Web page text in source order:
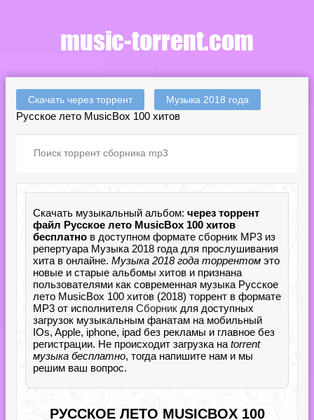
Скачать через торрент Музыка 2018 года
Русское лето MusicBox 100 хитов
Скачать музыкальный альбом: через торрент
файл Русское лето MusicBox 100 хитов
бесплатно в доступном формате сборник MP3 из
репертуара Музыка 2018 года для прослушивания
хита в онлайне. Музыка 2018 года торрентом это
новые и старые альбомы хитов и признана
пользователями как современная музыка Русское
лето MusicBox 100 хитов (2018) торрент в формате
MP3 от исполнителя Сборник для доступных
загрузок музыкальным фанатам на мобильный
IOs, Apple, iphone, ipad без рекламы и главное без
регистрации. Не происходит загрузка на torrent
музыка бесплатно, тогда напишите нам и мы
решим ваш вопрос.
РУССКОЕ ЛЕТО MUSICBOX 100